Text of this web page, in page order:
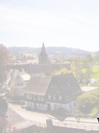
navigation